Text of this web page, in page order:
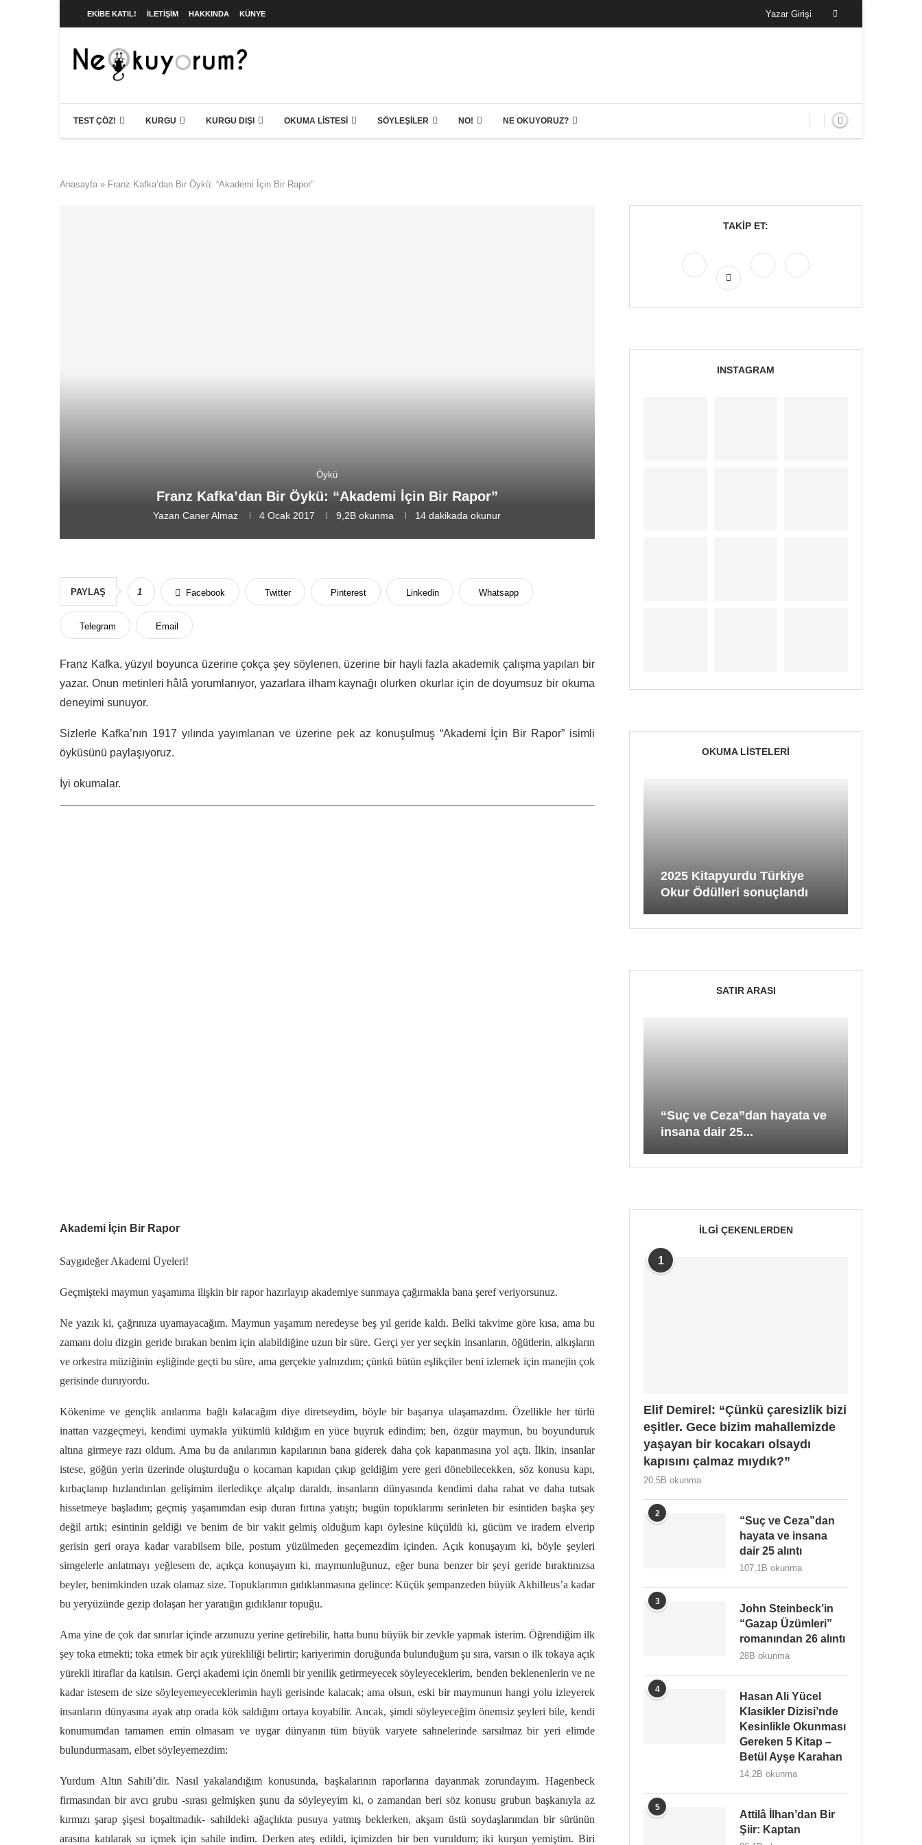
EKIBE KATIL! İLETIŞIM HAKKINDA KÜNYE Yazar Girişi
TEST ÇÖZ! KURGU KURGU DIŞI OKUMA LISTESI SÖYLEŞILER NO! NE OKUYORUZ?
Anasayfa » Franz Kafka’dan Bir Öykü: “Akademi İçin Bir Rapor”
Öykü
Franz Kafka’dan Bir Öykü: “Akademi İçin Bir Rapor”
YazanCaner Almaz 4 Ocak 2017 9,2B okunma 14 dakikada okunur
PAYLAŞ 1 Facebook Twitter Pinterest Linkedin Whatsapp
Telegram Email
Franz Kafka, yüzyıl boyunca üzerine çokça şey söylenen, üzerine bir hayli fazla akademik çalışma yapılan bir
yazar. Onun metinleri hâlâ yorumlanıyor, yazarlara ilham kaynağı olurken okurlar için de doyumsuz bir okuma
deneyimi sunuyor.
Sizlerle Kafka’nın 1917 yılında yayımlanan ve üzerine pek az konuşulmuş “Akademi İçin Bir Rapor” isimli
öyküsünü paylaşıyoruz.
İyi okumalar.
Akademi İçin Bir Rapor
Saygıdeğer Akademi Üyeleri!
Geçmişteki maymun yaşamıma ilişkin bir rapor hazırlayıp akademiye sunmaya çağırmakla bana şeref veriyorsunuz.
Ne yazık ki, çağrınıza uyamayacağım. Maymun yaşamım neredeyse beş yıl geride kaldı. Belki takvime göre kısa, ama bu
zamanı dolu dizgin geride bırakan benim için alabildiğine uzun bir süre. Gerçi yer yer seçkin insanların, öğütlerin, alkışların
ve orkestra müziğinin eşliğinde geçti bu süre, ama gerçekte yalnızdım; çünkü bütün eşlikçiler beni izlemek için manejin çok
gerisinde duruyordu.
Kökenime ve gençlik anılarıma bağlı kalacağım diye diretseydim, böyle bir başarıya ulaşamazdım. Özellikle her türlü
inattan vazgeçmeyi, kendimi uymakla yükümlü kıldığım en yüce buyruk edindim; ben, özgür maymun, bu boyunduruk
altına girmeye razı oldum. Ama bu da anılarımın kapılarının bana giderek daha çok kapanmasına yol açtı. İlkin, insanlar
istese, göğün yerin üzerinde oluşturduğu o kocaman kapıdan çıkıp geldiğim yere geri dönebilecekken, söz konusu kapı,
kırbaçlanıp hızlandırılan gelişimim ilerledikçe alçalıp daraldı, insanların dünyasında kendimi daha rahat ve daha tutsak
hissetmeye başladım; geçmiş yaşamımdan esip duran fırtına yatıştı; bugün topuklarımı serinleten bir esintiden başka şey
değil artık; esintinin geldiği ve benim de bir vakit gelmiş olduğum kapı öylesine küçüldü ki, gücüm ve iradem elverip
gerisin geri oraya kadar varabilsem bile, postum yüzülmeden geçemezdim içinden. Açık konuşayım ki, böyle şeyleri
simgelerle anlatmayı yeğlesem de, açıkça konuşayım ki, maymunluğunuz, eğer buna benzer bir şeyi geride bıraktınızsa
beyler, benimkinden uzak olamaz size. Topuklarımın gıdıklanmasına gelince: Küçük şempanzeden büyük Akhilleus’a kadar
bu yeryüzünde gezip dolaşan her yaratığın gıdıklanır topuğu.
Ama yine de çok dar sınırlar içinde arzunuzu yerine getirebilir, hatta bunu büyük bir zevkle yapmak isterim. Öğrendiğim ilk
şey toka etmekti; toka etmek bir açık yürekliliği belirtir; kariyerimin doruğunda bulunduğum şu sıra, varsın o ilk tokaya açık
yürekli itiraflar da katılsın. Gerçi akademi için önemli bir yenilik getirmeyecek söyleyeceklerim, benden beklenenlerin ve ne
kadar istesem de size söyleyemeyeceklerimin hayli gerisinde kalacak; ama olsun, eski bir maymunun hangi yolu izleyerek
insanların dünyasına ayak atıp orada kök saldığını ortaya koyabilir. Ancak, şimdi söyleyeceğim önemsiz şeyleri bile, kendi
konumumdan tamamen emin olmasam ve uygar dünyanın tüm büyük varyete sahnelerinde sarsılmaz bir yeri elimde
bulundurmasam, elbet söyleyemezdim:
Yurdum Altın Sahili’dir. Nasıl yakalandığım konusunda, başkalarının raporlarına dayanmak zorundayım. Hagenbeck
firmasından bir avcı grubu -sırası gelmişken şunu da söyleyeyim ki, o zamandan beri söz konusu grubun başkanıyla az
kırmızı şarap şişesi boşaltmadık- sahildeki ağaçlıkta pusuya yatmış beklerken, akşam üstü soydaşlarımdan bir sürünün
arasına katılarak su içmek için sahile indim. Derken ateş edildi, içimizden bir ben vuruldum; iki kurşun yemiştim. Biri
TAKIP ET:
INSTAGRAM
OKUMA LISTELERI
2025 Kitapyurdu Türkiye
Okur Ödülleri sonuçlandı
SATIR ARASI
“Suç ve Ceza”dan hayata ve
insana dair 25...
İLGI ÇEKENLERDEN
1
Elif Demirel: “Çünkü çaresizlik bizi
eşitler. Gece bizim mahallemizde
yaşayan bir kocakarı olsaydı
kapısını çalmaz mıydık?”
20,5B okunma
2
“Suç ve Ceza”dan
hayata ve insana
dair 25 alıntı
107,1B okunma
3
John Steinbeck’in
“Gazap Üzümleri”
romanından 26 alıntı
28B okunma
4
Hasan Ali Yücel
Klasikler Dizisi’nde
Kesinlikle Okunması
Gereken 5 Kitap –
Betül Ayşe Karahan
14,2B okunma
5
Attilâ İlhan’dan Bir
Şiir: Kaptan